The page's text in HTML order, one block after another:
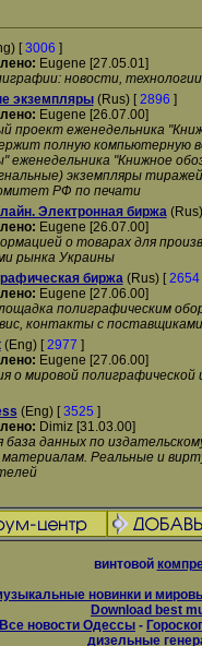
[3006 ]
Eugene [27.05.01]
новости,
экземпляры(Rus) [2896 ]
Eugene [26.07.00]
проект еженедельника
полную компьютерную
еженедельника "Книжное
экземпляры
РФ по печати
Электронная биржа
Eugene [26.07.00]
о товарах для
рынка Украины
биржа(Rus) [2654
Eugene [27.06.00]
полиграфическим
контакты с поставщиками
(Eng) [2977 ]
Eugene [27.06.00]
о мировой полиграфической
(Eng) [3525 ]
Dimiz [31.03.00]
база данных по
Реальные и
винтовой
новинки и
Download best
Все новости Одессы -
дизельные